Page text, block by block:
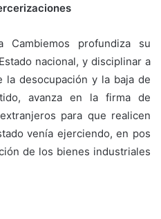
profundiza su
nacional, y disciplinar a
la desocupación y la baja de
avanza en la firma de
para que realicen
venía ejerciendo, en pos
de los bienes industriales